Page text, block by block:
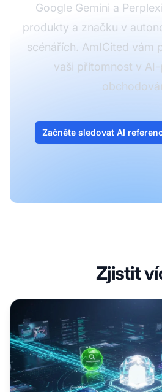
Google Gemini a
produkty a značku v
scénářích. AmICited vám
vaši přítomnost v AI-
Začněte sledovat AI
Zjistit
Autonomous AI Commerce